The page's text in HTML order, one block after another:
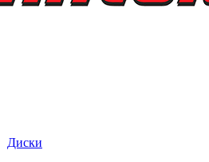
Диски